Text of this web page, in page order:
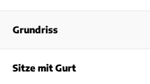
Grundriss
Sitze mit Gurt